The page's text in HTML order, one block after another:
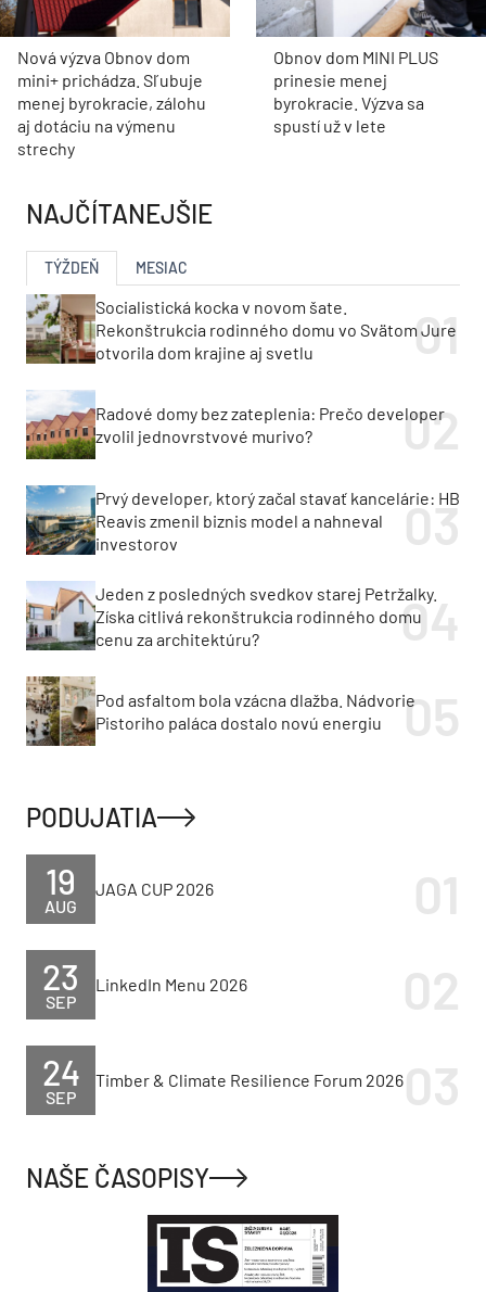
Nová výzva Obnov dom
mini+ prichádza. Sľubuje
menej byrokracie, zálohu
aj dotáciu na výmenu
strechy
Obnov dom MINI PLUS
prinesie menej
byrokracie. Výzva sa
spustí už v lete
NAJČÍTANEJŠIE
TÝŽDEŇ MESIAC
Socialistická kocka v novom šate.
Rekonštrukcia rodinného domu vo Svätom Jure
otvorila dom krajine aj svetlu
Radové domy bez zateplenia: Prečo developer
zvolil jednovrstvové murivo?
Prvý developer, ktorý začal stavať kancelárie: HB
Reavis zmenil biznis model a nahneval
investorov
Jeden z posledných svedkov starej Petržalky.
Získa citlivá rekonštrukcia rodinného domu
cenu za architektúru?
Pod asfaltom bola vzácna dlažba. Nádvorie
Pistoriho paláca dostalo novú energiu
PODUJATIA
AUG
19 JAGA CUP 2026
SEP
23 LinkedIn Menu 2026
SEP
24 Timber & Climate Resilience Forum 2026
NAŠE ČASOPISY